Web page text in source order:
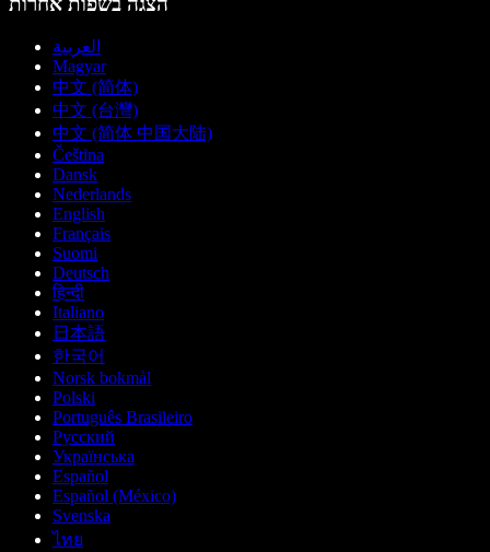
العربية
Magyar
中文 (简体)
中文 (台灣)
中文 (简体 中国大陆)
Čeština
Dansk
Nederlands
English
Français
Suomi
Deutsch
हिन्दी
Italiano
日本語
한국어
Norsk bokmål
Polski
Português Brasileiro
Русский
Українська
Español
Español (México)
Svenska
ไทย